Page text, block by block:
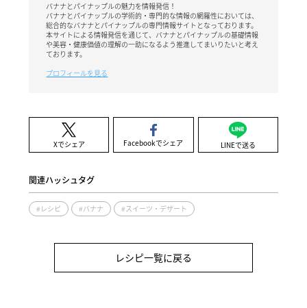
バナナとパイナップルの魅力を情報発信！
バナナとパイナップルの学術的・専門的な情報の網羅性においては、
総合的なバナナとパイナップルの専門情報サイトとなっております。
本サイトによる情報発信を通じて、バナナとパイナップルの基礎情報
や美容・健康価値の理解の一助になるよう推進してまいりたいと考え
ております。
プロフィールを見る
Xでシェア Facebookでシェア LINEで送る
関連ハッシュタグ
#レシピ #バナナ #スイーツ・デザート
レシピ一覧に戻る